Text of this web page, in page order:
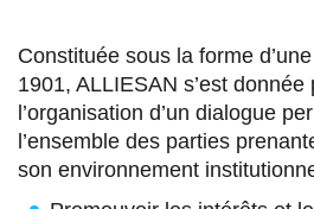
Constituée sous la forme
1901, ALLIESAN s’est donnée
l’organisation d’un dialogue
l’ensemble des parties
son environnement